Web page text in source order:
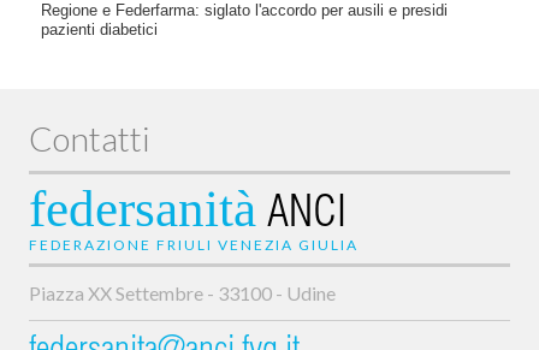
Regione e Federfarma: siglato l'accordo per ausili e presidi
pazienti diabetici
Contatti
federsanità ANCI
FEDERAZIONE FRIULI VENEZIA GIULIA
Piazza XX Settembre - 33100 - Udine